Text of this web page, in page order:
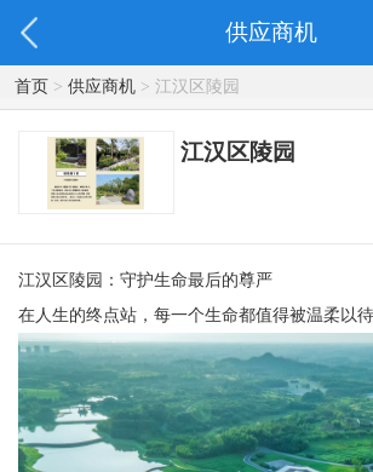
供应商机
首页> 供应商机> 江汉区陵园
江汉区陵园
江汉区陵园：守护生命最后的尊严
在人生的终点站，每一个生命都值得被温柔以待